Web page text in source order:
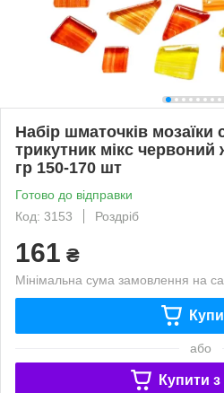
Набір шматочків
трикутник мікс
гр 150-170 шт
Готово до відправки
Код: 3153
Роздріб
161 ₴
Мінімальна сума замовлення на
або
Купити з